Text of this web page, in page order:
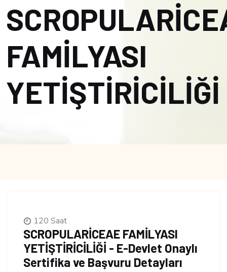
FAMİLYASI
YETİŞTİRİCİLİĞİ
120 Saat
SCROPULARİCEAE FAMİLYASI
YETİŞTİRİCİLİĞİ - E-Devlet Onaylı
Sertifika ve Başvuru Detayları